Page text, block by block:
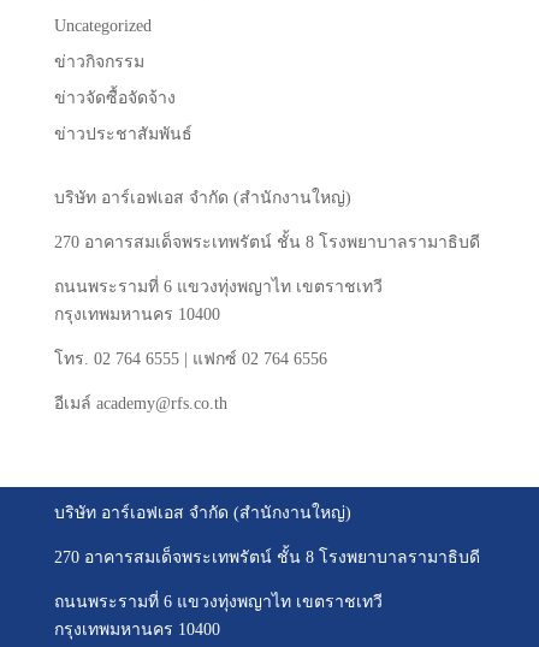
Uncategorized
ข่าวกิจกรรม
ข่าวจัดซื้อจัดจ้าง
ข่าวประชาสัมพันธ์
บริษัท อาร์เอฟเอส จำกัด (สำนักงานใหญ่)
270 อาคารสมเด็จพระเทพรัตน์ ชั้น 8 โรงพยาบาลรามาธิบดี
ถนนพระรามที่6 แขวงทุ่งพญาไท เขตราชเทวี
กรุงเทพมหานคร 10400
โทร . 02 764 6555 | แฟกซ์ 02 764 6556
อีเมล์ academy@rfs.co.th
บริษัท อาร์เอฟเอส จำกัด (สำนักงานใหญ่)
270 อาคารสมเด็จพระเทพรัตน์ ชั้น 8 โรงพยาบาลรามาธิบดี
ถนนพระรามที่ 6 แขวงทุ่งพญาไท เขตราชเทวี
กรุงเทพมหานคร 10400